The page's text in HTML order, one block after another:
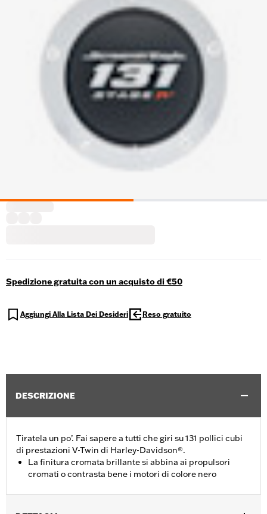
Spedizione gratuita con un acquisto di €50
Aggiungi Alla Lista Dei Desideri Reso gratuito
DESCRIZIONE
Tiratela un po’. Fai sapere a tutti che giri su 131 pollici cubi
di prestazioni V-Twin di Harley-Davidson®.
La finitura cromata brillante si abbina ai propulsori
cromati o contrasta bene i motori di colore nero